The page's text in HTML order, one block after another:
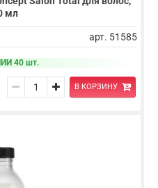
мл
арт. 51585
40 шт.
В КОРЗИНУ